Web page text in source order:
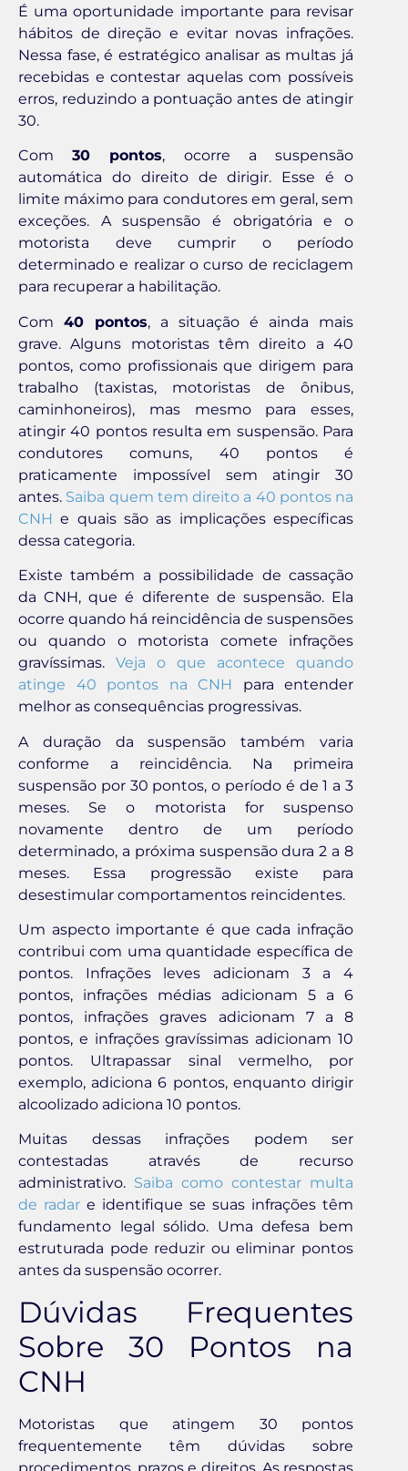
É uma oportunidade importante para revisar
hábitos de direção e evitar novas infrações.
Nessa fase, é estratégico analisar as multas já
recebidas e contestar aquelas com possíveis
erros, reduzindo a pontuação antes de atingir
30.
Com30 pontos, ocorre a suspensão
automática do direito de dirigir. Esse é o
limite máximo para condutores em geral, sem
exceções. A suspensão é obrigatória e o
motorista deve cumprir o período
determinado e realizar o curso de reciclagem
para recuperar a habilitação.
Com 40 pontos, a situação é ainda mais
grave. Alguns motoristas têm direito a 40
pontos, como profissionais que dirigem para
trabalho (taxistas, motoristas de ônibus,
caminhoneiros), mas mesmo para esses,
atingir 40 pontos resulta em suspensão. Para
condutores comuns, 40 pontos é
praticamente impossível sem atingir 30
antes. Saiba quem tem direito a 40 pontos na
CNH e quais são as implicações específicas
dessa categoria.
Existe também a possibilidade de cassação
da CNH, que é diferente de suspensão. Ela
ocorre quando há reincidência de suspensões
ou quando o motorista comete infrações
gravíssimas. Veja o que acontece quando
atinge 40 pontos na CNH para entender
melhor as consequências progressivas.
A duração da suspensão também varia
conforme a reincidência. Na primeira
suspensão por 30 pontos, o período é de 1 a 3
meses. Se o motorista for suspenso
novamente dentro de um período
determinado, a próxima suspensão dura 2 a 8
meses. Essa progressão existe para
desestimular comportamentos reincidentes.
Um aspecto importante é que cada infração
contribui com uma quantidade específica de
pontos. Infrações leves adicionam 3 a 4
pontos, infrações médias adicionam 5 a 6
pontos, infrações graves adicionam 7 a 8
pontos, e infrações gravíssimas adicionam 10
pontos. Ultrapassar sinal vermelho, por
exemplo, adiciona 6 pontos, enquanto dirigir
alcoolizado adiciona 10 pontos.
Muitas dessas infrações podem ser
contestadas através de recurso
administrativo. Saiba como contestar multa
de radar e identifique se suas infrações têm
fundamento legal sólido. Uma defesa bem
estruturada pode reduzir ou eliminar pontos
antes da suspensão ocorrer.
Dúvidas Frequentes
Sobre 30 Pontos na
CNH
Motoristas que atingem 30 pontos
frequentemente têm dúvidas sobre